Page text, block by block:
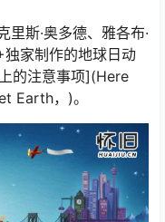
斯·奥多德、雅各布·
家制作的地球日动
的注意事项](Here
Earth，)。